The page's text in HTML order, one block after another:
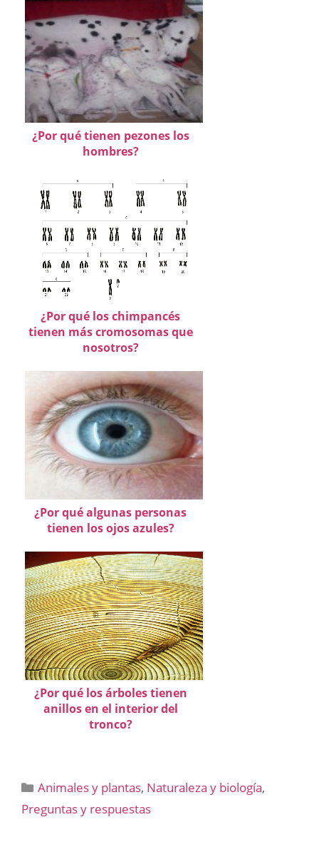
¿Por qué tienen pezones los
hombres?
¿Por qué los chimpancés
tienen más cromosomas que
nosotros?
¿Por qué algunas personas
tienen los ojos azules?
¿Por qué los árboles tienen
anillos en el interior del
tronco?
Categorías
Animales y plantas, Naturaleza y biología,
Preguntas y respuestas